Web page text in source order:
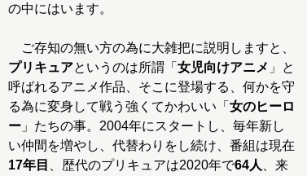
の中にはいます。
ご存知の無い方の為に大雑把に説明しますと、
プリキュアというのは所謂「 女児向けアニメ 」と
呼ばれるアニメ作品、そこに登場する、何かを守
る為に変身して戦う強くてかわいい「 女のヒーロ
ー 」たちの事。2004年にスタートし、毎年新し
い仲間を増やし、代替わりをし続け、番組は現在
17年目
、歴代のプリキュアは2020年で64人
、来